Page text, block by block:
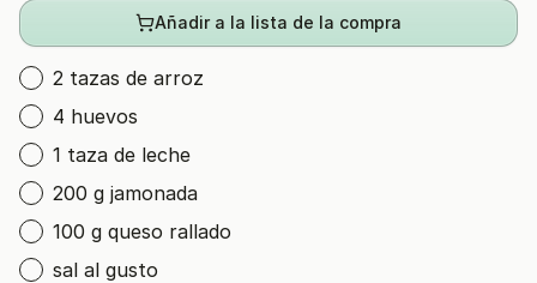
Añadir a la lista de la compra
2 tazas de arroz
4 huevos
1 taza de leche
200 g jamonada
100 g queso rallado
sal al gusto